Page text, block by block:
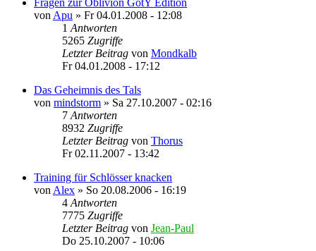
von Apu » Fr 04.01.2008 - 12:08
1 Antworten
5265 Zugriffe
Letzter Beitrag von Mondkalb
Fr 04.01.2008 - 17:12
Das Geheimnis des Tals
von mindstorm » Sa 27.10.2007 - 02:16
7 Antworten
8932 Zugriffe
Letzter Beitrag von Thorus
Fr 02.11.2007 - 13:42
Training für Schlösser knacken
von Alex » So 20.08.2006 - 16:19
4 Antworten
7775 Zugriffe
Letzter Beitrag von Jean-Paul
Do 25.10.2007 - 10:06